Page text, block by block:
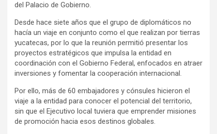
del Palacio de Gobierno.
Desde hace siete años que el grupo de diplomáticos no
hacía un viaje en conjunto como el que realizan por tierras
yucatecas, por lo que la reunión permitió presentar los
proyectos estratégicos que impulsa la entidad en
coordinación con el Gobierno Federal, enfocados en atraer
inversiones y fomentar la cooperación internacional.
Por ello, más de 60 embajadores y cónsules hicieron el
viaje a la entidad para conocer el potencial del territorio,
sin que el Ejecutivo local tuviera que emprender misiones
de promoción hacia esos destinos globales.